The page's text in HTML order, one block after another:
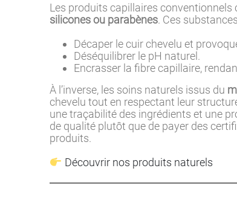
Les produits capillaires
silicones ou parabènes. Ces
Décaper le cuir chevelu et
Déséquilibrer le pH naturel.
Encrasser la fibre capillaire,
À l’inverse, les soins naturels issus du
chevelu tout en respectant leur
une traçabilité des ingrédients et une
de qualité plutôt que de payer des
produits.
Découvrir nos produits naturels